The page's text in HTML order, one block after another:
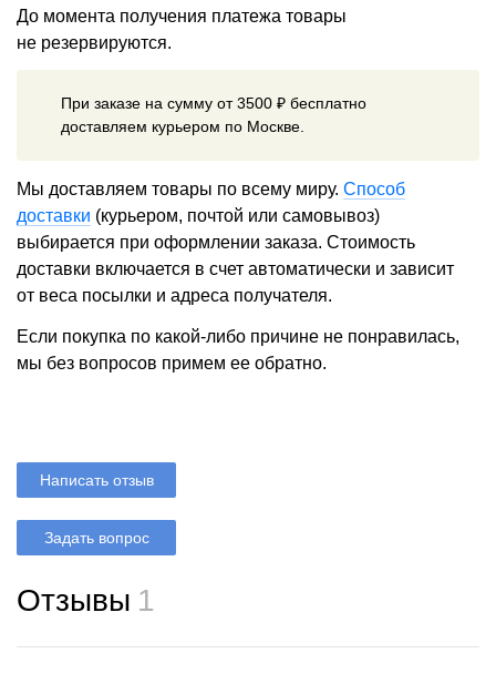
До момента получения платежа товары
не резервируются.
При заказе на сумму от 3500 ₽ бесплатно
доставляем курьером по Москве.
Мы доставляем товары по всему миру. Способ
доставки (курьером, почтой или самовывоз)
выбирается при оформлении заказа. Стоимость
доставки включается в счет автоматически и зависит
от веса посылки и адреса получателя.
Если покупка по какой-либо причине не понравилась,
мы без вопросов примем ее обратно.
Написать отзыв
Задать вопрос
Отзывы 1